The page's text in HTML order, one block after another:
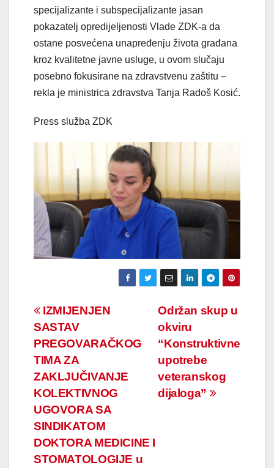
specijalizante i subspecijalizante jasan
pokazatelj opredijeljenosti Vlade ZDK-a da
ostane posvećena unapređenju života građana
kroz kvalitetne javne usluge, u ovom slučaju
posebno fokusirane na zdravstvenu zaštitu –
rekla je ministrica zdravstva Tanja Radoš Kosić.
Press služba ZDK
Navigacija
članaka
Održan skup u
okviru
“Konstruktivne
upotrebe
veteranskog
dijaloga”
IZMIJENJEN
SASTAV
PREGOVARAČKOG
TIMA ZA
ZAKLJUČIVANJE
KOLEKTIVNOG
UGOVORA SA
SINDIKATOM
DOKTORA MEDICINE I
STOMATOLOGIJE u